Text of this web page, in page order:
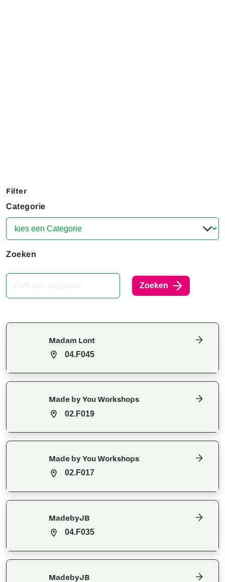
Filter
Categorie
Zoeken
Zoeken
Madam Lont
04.F045
Made by You Workshops
02.F019
Made by You Workshops
02.F017
MadebyJB
04.F035
MadebyJB